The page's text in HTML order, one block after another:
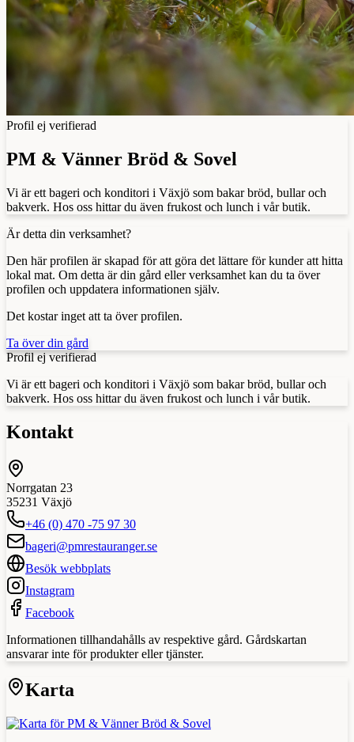
Profil ej verifierad
PM & Vänner Bröd & Sovel
Vi är ett bageri och konditori i Växjö som bakar bröd, bullar och
bakverk. Hos oss hittar du även frukost och lunch i vår butik.
Är detta din verksamhet?
Den här profilen är skapad för att göra det lättare för kunder att hitta
lokal mat. Om detta är din gård eller verksamhet kan du ta över
profilen och uppdatera informationen själv.
Det kostar inget att ta över profilen.
Ta över din gård
Profil ej verifierad
Vi är ett bageri och konditori i Växjö som bakar bröd, bullar och
bakverk. Hos oss hittar du även frukost och lunch i vår butik.
Kontakt
Norrgatan 23
35231 Växjö
+46 (0) 470 -75 97 30
bageri@pmrestauranger.se
Besök webbplats
Instagram
Facebook
Informationen tillhandahålls av respektive gård. Gårdskartan
ansvarar inte för produkter eller tjänster.
Karta